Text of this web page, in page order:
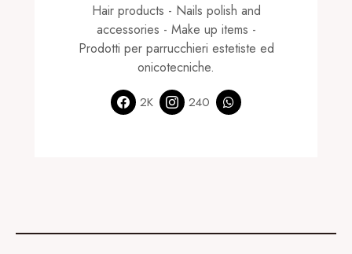
Hair products - Nails polish and
accessories - Make up items -
Prodotti per parrucchieri estetiste ed
onicotecniche.
2K 240